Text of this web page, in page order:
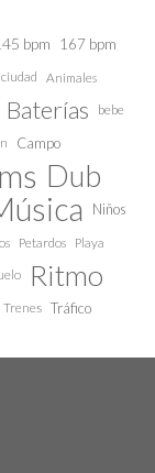
bpm 167 bpm
Animales
Baterías bebe
Campo
Dub
Niños
Petardos Playa
Ritmo
Trenes Tráfico